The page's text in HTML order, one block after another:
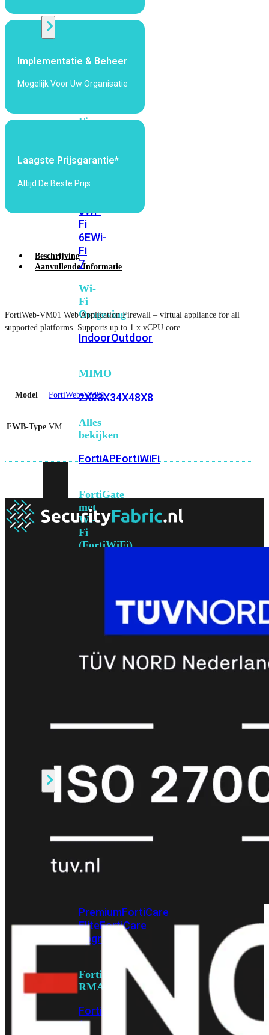
Access
bekijken
Fi
Wi-
5Wi-
6Wi-
Fi
6EWi-
Fi
7
Wi-
Fi
Omgeving
IndoorOutdoor
MIMO
2X23X34X48X8
Alles
bekijken
FortiAPFortiWiFi
FortiGate
met
Wi-
Fi
(FortiWiFi)
FortiWiFi
FortiWiFi
FortiWiFi
61F
81F
Licentie
Alle
Support
PremiumFortiCare
EliteFortiCare
Upgrades
FortiCare
RMA
FortiCare
1
Implementatie & Beheer
Mogelijk Voor Uw Organisatie
Laagste Prijsgarantie*
Altijd De Beste Prijs
Beschrijving
Aanvullende Informatie
FortiWeb-VM01 Web Application Firewall – virtual appliance for all
supported platforms. Supports up to 1 x vCPU core
Model FortiWeb-VM01
FWB-Type VM